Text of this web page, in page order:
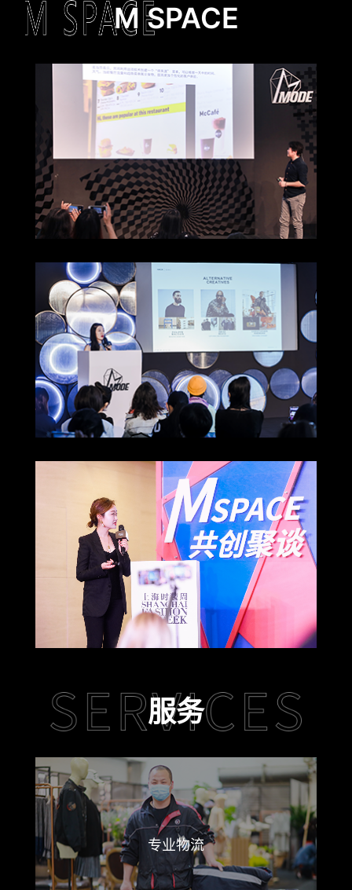
M SPACE
服务
专业物流